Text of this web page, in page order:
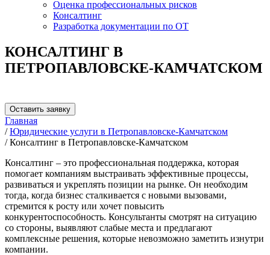
Оценка профессиональных рисков
Консалтинг
Разработка документации по ОТ
КОНСАЛТИНГ В
ПЕТРОПАВЛОВСКЕ-КАМЧАТСКОМ
Оставить заявку
Главная
/Юридические услуги в Петропавловске-Камчатском
/Консалтинг в Петропавловске-Камчатском
Консалтинг – это профессиональная поддержка, которая
помогает компаниям выстраивать эффективные процессы,
развиваться и укреплять позиции на рынке. Он необходим
тогда, когда бизнес сталкивается с новыми вызовами,
стремится к росту или хочет повысить
конкурентоспособность. Консультанты смотрят на ситуацию
со стороны, выявляют слабые места и предлагают
комплексные решения, которые невозможно заметить изнутри
компании.